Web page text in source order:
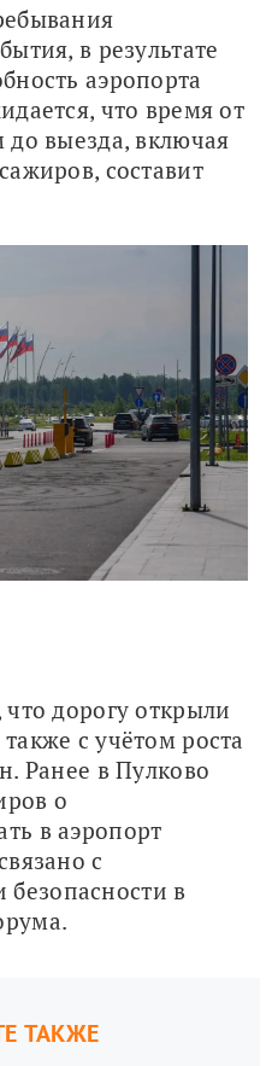
в результате
аэропорта
что время от
до выезда, включая
составит
дорогу открыли
с учётом роста
Ранее в Пулково
о
в аэропорт
с
в
ТАКЖЕ